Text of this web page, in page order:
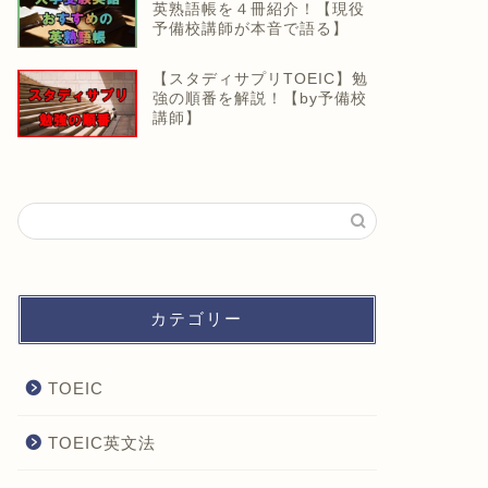
英熟語帳を４冊紹介！【現役
予備校講師が本音で語る】
【スタディサプリTOEIC】勉
強の順番を解説！【by予備校
講師】
カテゴリー
TOEIC
TOEIC英文法